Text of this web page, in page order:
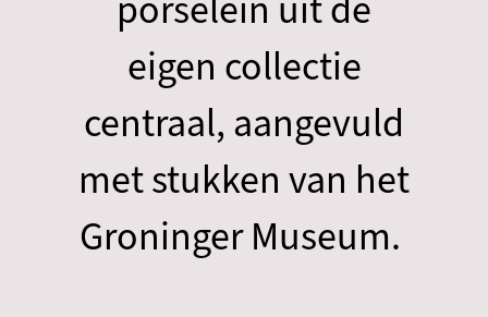
eigen collectie
centraal, aangevuld
met stukken van het
Groninger Museum.